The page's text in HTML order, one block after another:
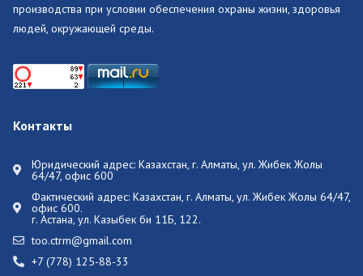
производства при условии обеспечения охраны жизни, здоровья
людей, окружающей среды.
Контакты
Юридический адрес: Казахстан, г. Алматы, ул. Жибек Жолы
64/47, офис 600
Фактический адрес: Казахстан, г. Алматы, ул. Жибек Жолы 64/47,
офис 600.
г. Астана, ул. Казыбек би 11Б, 122.
too.ctrm@gmail.com
+7 (778) 125-88-33